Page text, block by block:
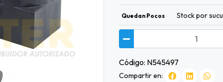
Quedan Pocos Stock por
Código: N545497
Compartir en: